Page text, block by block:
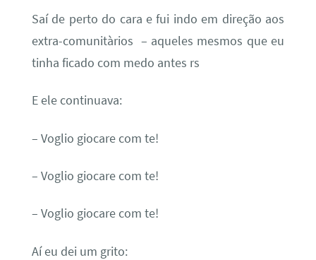
Saí de perto do cara e fui indo em direção aos
extra-comunitàrios – aqueles mesmos que eu
tinha ficado com medo antes rs
E ele continuava:
– Voglio giocare com te!
– Voglio giocare com te!
– Voglio giocare com te!
Aí eu dei um grito: